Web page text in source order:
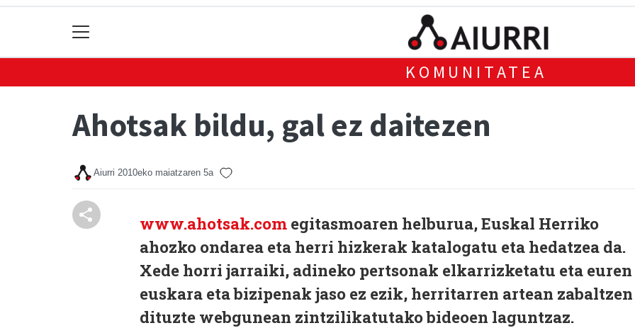
KOMUNITATEA
Ahotsak bildu, gal ez daitezen
Aiurri 2010eko maiatzaren 5a
www.ahotsak.com egitasmoaren helburua, Euskal Herriko
ahozko ondarea eta herri hizkerak katalogatu eta hedatzea da.
Xede horri jarraiki, adineko pertsonak elkarrizketatu eta euren
euskara eta bizipenak jaso ez ezik, herritarren artean zabaltzen
dituzte webgunean zintzilikatutako bideoen laguntzaz.